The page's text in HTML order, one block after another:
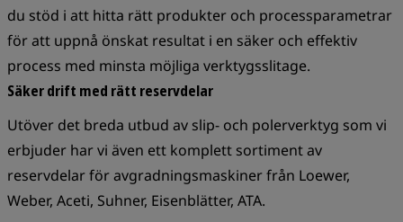
du stöd i att hitta rätt produkter och processparametrar
för att uppnå önskat resultat i en säker och effektiv
process med minsta möjliga verktygsslitage.
Säker drift med rätt reservdelar
Utöver det breda utbud av slip- och polerverktyg som vi
erbjuder har vi även ett komplett sortiment av
reservdelar för avgradningsmaskiner från Loewer,
Weber, Aceti, Suhner, Eisenblätter, ATA.